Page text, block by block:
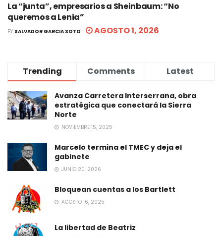
La “junta”, empresarios a Sheinbaum: “No
queremos a Lenia”
BY SALVADOR GARCIA SOTO AGOSTO 1, 2026
Trending Comments Latest
Avanza Carretera Interserrana, obra
estratégica que conectará la Sierra
Norte
NOVIEMBRE 15, 2025
Marcelo termina el TMEC y deja el
gabinete
JUNIO 20, 2026
Bloquean cuentas a los Bartlett
AGOSTO 16, 2025
La libertad de Beatriz